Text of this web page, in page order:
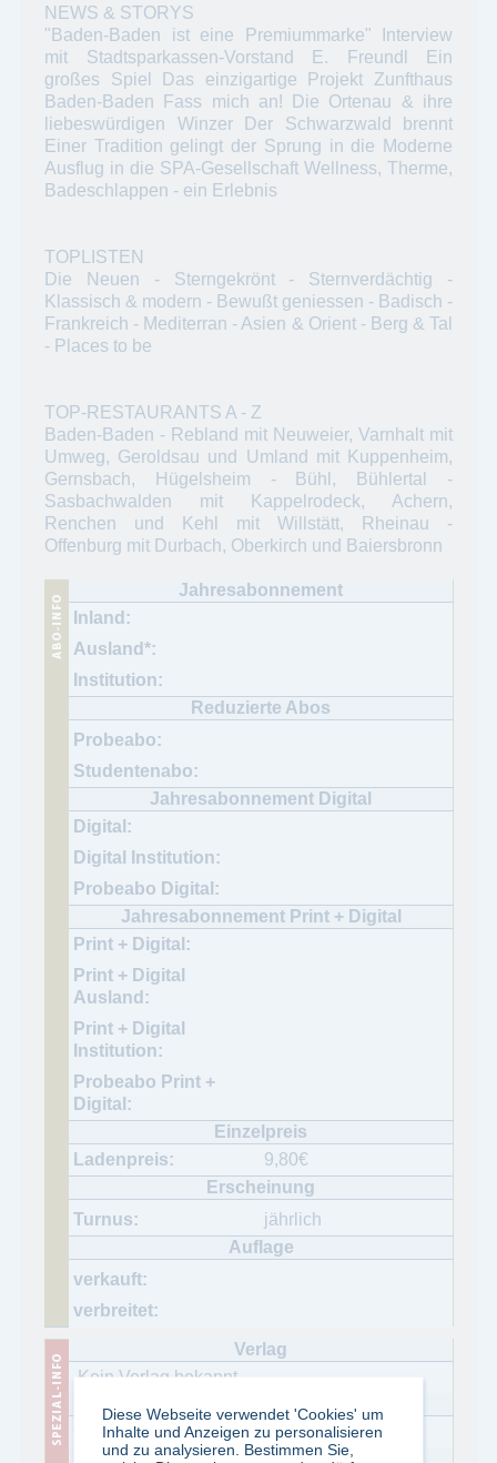
NEWS & STORYS
"Baden-Baden ist eine Premiummarke" Interview
mit Stadtsparkassen-Vorstand E. Freundl Ein
großes Spiel Das einzigartige Projekt Zunfthaus
Baden-Baden Fass mich an! Die Ortenau & ihre
liebeswürdigen Winzer Der Schwarzwald brennt
Einer Tradition gelingt der Sprung in die Moderne
Ausflug in die SPA-Gesellschaft Wellness, Therme,
Badeschlappen - ein Erlebnis
TOPLISTEN
Die Neuen - Sterngekrönt - Sternverdächtig -
Klassisch & modern - Bewußt geniessen - Badisch -
Frankreich - Mediterran - Asien & Orient - Berg & Tal
- Places to be
TOP-RESTAURANTS A - Z
Baden-Baden - Rebland mit Neuweier, Varnhalt mit
Umweg, Geroldsau und Umland mit Kuppenheim,
Gernsbach, Hügelsheim - Bühl, Bühlertal -
Sasbachwalden mit Kappelrodeck, Achern,
Renchen und Kehl mit Willstätt, Rheinau -
Offenburg mit Durbach, Oberkirch und Baiersbronn
9,80€
jährlich
.Kein Verlag bekannt
06.10.2025
Diese Webseite verwendet 'Cookies' um
Inhalte und Anzeigen zu personalisieren
und zu analysieren. Bestimmen Sie,